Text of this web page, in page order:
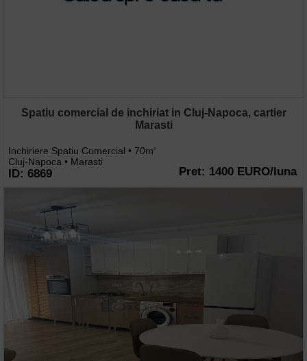
Spatiu comercial de inchiriat in Cluj-Napoca, cartier
Marasti
Inchiriere Spatiu Comercial • 70m2
Cluj-Napoca • Marasti
ID: 6869 Pret: 1400 EURO/luna